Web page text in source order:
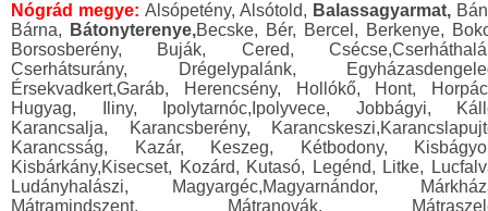
Nógrád megye: Alsópetény, Alsótold, Balassagyarmat,
Bárna,
Bátonyterenye,Becske, Bér, Bercel, Berkenye,
Borsosberény, Buják, Cered,
Cserhátsurány, Drégelypalánk,
Érsekvadkert,Garáb, Herencsény, Hollókő, Hont,
Hugyag, Iliny, Ipolytarnóc,Ipolyvece, Jobbágyi,
Karancsalja, Karancsberény,
Karancsság, Kazár, Keszeg, Kétbodony,
Kisbárkány,Kisecset, Kozárd, Kutasó, Legénd, Litke,
Ludányhalászi, Magyargéc,Magyarnándor,
Mátramindszent, Mátranovák,